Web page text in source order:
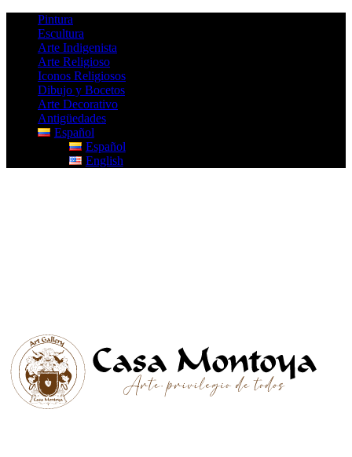
Pintura
Escultura
Arte Indigenista
Arte Religioso
Iconos Religiosos
Dibujo y Bocetos
Arte Decorativo
Antigüedades
Español
Español
English